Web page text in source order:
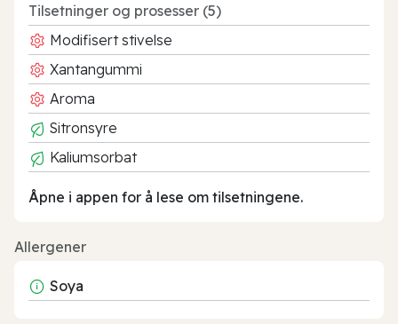
Tilsetninger og prosesser (5)
Modifisert stivelse
Xantangummi
Aroma
Sitronsyre
Kaliumsorbat
Åpne i appen for å lese om tilsetningene.
Allergener
Soya